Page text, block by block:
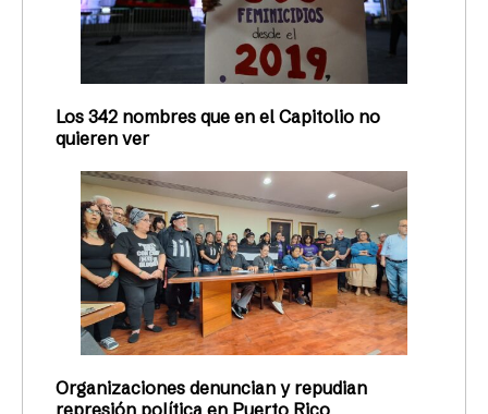
Los 342 nombres que en el Capitolio no
quieren ver
Organizaciones denuncian y repudian
represión política en Puerto Rico